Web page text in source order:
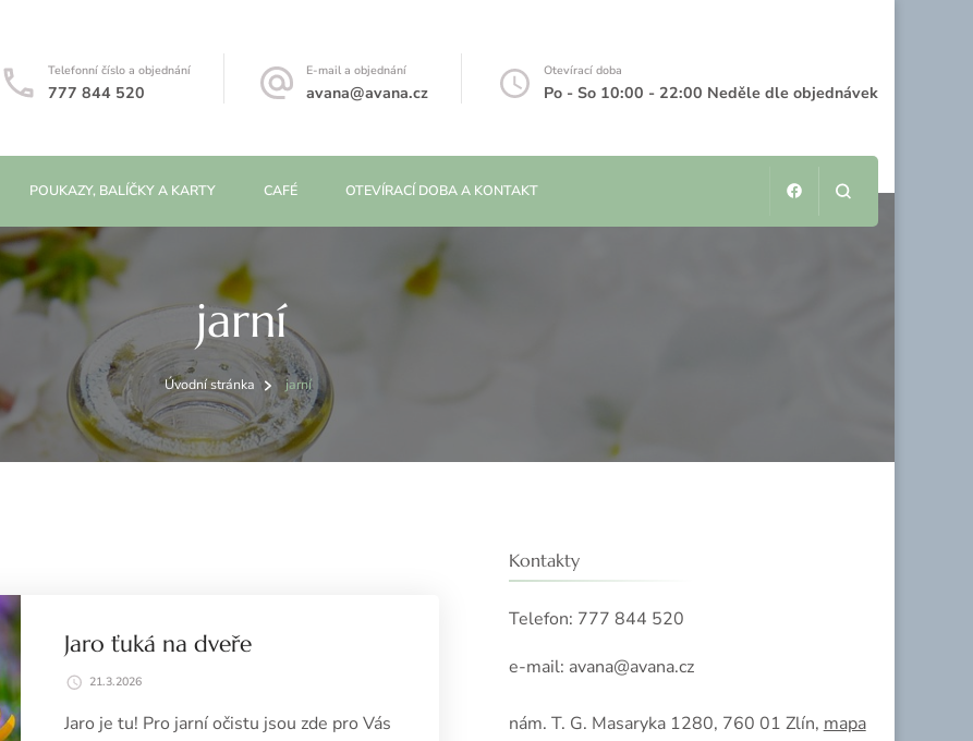
Telefonní číslo a objednání
777 844 520
E-mail a objednání
avana@avana.cz
Otevírací doba
Po - So 10:00 - 22:00 Neděle dle objednávek
POUKAZY, BALÍČKY A KARTY CAFÉ OTEVÍRACÍ DOBA A KONTAKT
jarní
Úvodní stránka jarní
Jaro ťuká na dveře
21.3.2026
Jaro je tu! Pro jarní očistu jsou zde pro Vás
Kontakty
Telefon: 777 844 520
e-mail: avana@avana.cz
nám. T. G. Masaryka 1280, 760 01 Zlín, mapa